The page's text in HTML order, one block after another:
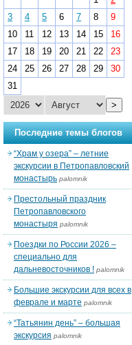
3
4 5 6 7 8
9
10
11 12 13 14 15
16
17
18 19 20 21 22
23
24
25 26 27 28 29
30
31
>
Последние темы блогов
“Храм у озера” – летние
экскурсии в Петропавловский
монастырь palomnik
Престольный праздник
Петропавловского
монастыря palomnik
Поездки по России 2026 –
специально для
дальневосточников ! palomnik
Большие экскурсии для всех в
феврале и марте palomnik
“Татьянин день” – большая
экскурсия palomnik